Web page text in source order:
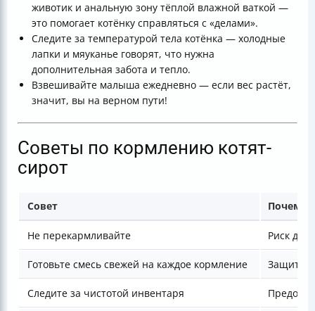
животик и анальную зону тёплой влажной ваткой —
это помогает котёнку справляться с «делами».
Следите за температурой тела котёнка — холодные
лапки и мяуканье говорят, что нужна
дополнительная забота и тепло.
Взвешивайте малыша ежедневно — если вес растёт,
значит, вы на верном пути!
Советы по кормлению котят-
сирот
Совет Почему
Не перекармливайте Риск
Готовьте смесь свежей на каждое кормление Защита
Следите за чистотой инвентаря